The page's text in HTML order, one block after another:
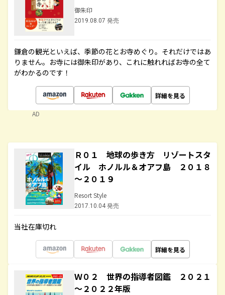
御朱印
2019.08.07 発売
鎌倉の観光といえば、季節の花とお寺めぐり。それだけではあ
りません。お寺には御朱印があり、これに触れればお寺の全て
がわかるのです！
詳細を見る
AD
Ｒ０１ 地球の歩き方 リゾートスタ
イル ホノルル＆オアフ島 ２０１８
～２０１９
Resort Style
2017.10.04 発売
当社在庫切れ
詳細を見る
Ｗ０２ 世界の指導者図鑑 ２０２１
～２０２２年版